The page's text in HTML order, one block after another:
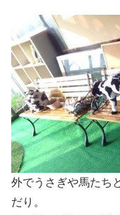
外でうさぎや馬たち
だり。